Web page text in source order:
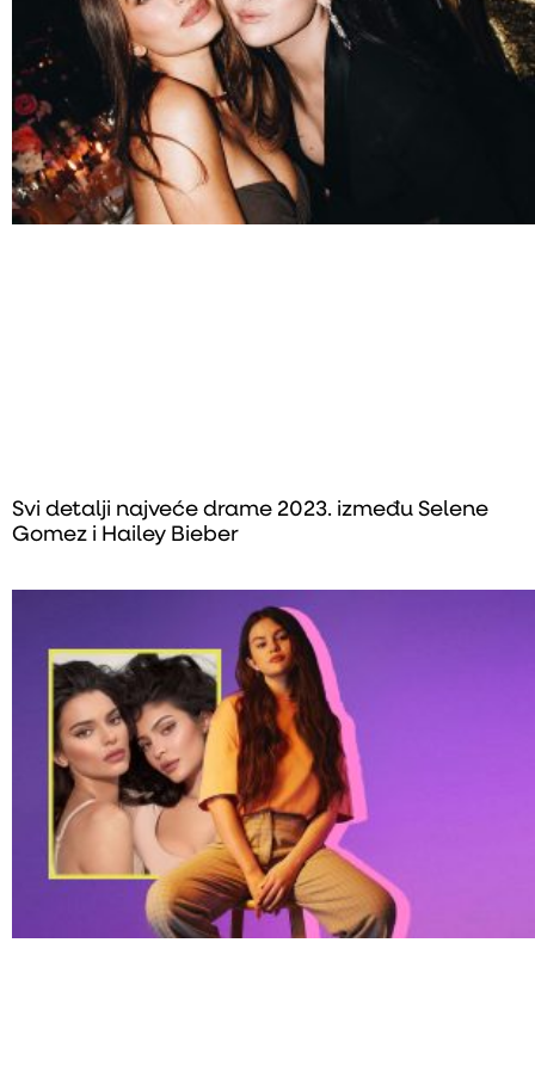
Svi detalji najveće drame 2023. između Selene
Gomez i Hailey Bieber